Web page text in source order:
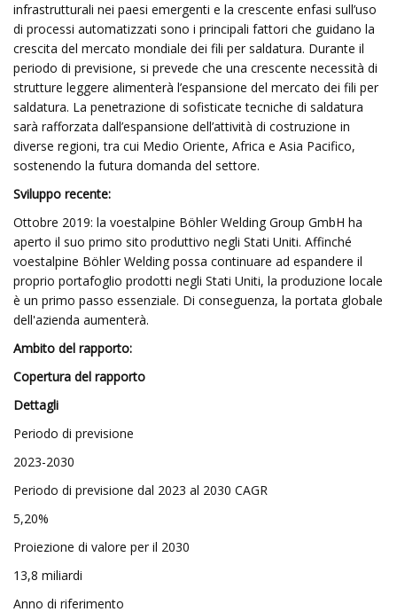
infrastrutturali nei paesi emergenti e la crescente enfasi sull’uso
di processi automatizzati sono i principali fattori che guidano la
crescita del mercato mondiale dei fili per saldatura. Durante il
periodo di previsione, si prevede che una crescente necessità di
strutture leggere alimenterà l’espansione del mercato dei fili per
saldatura. La penetrazione di sofisticate tecniche di saldatura
sarà rafforzata dall’espansione dell’attività di costruzione in
diverse regioni, tra cui Medio Oriente, Africa e Asia Pacifico,
sostenendo la futura domanda del settore.
Sviluppo recente:
Ottobre 2019: la voestalpine Böhler Welding Group GmbH ha
aperto il suo primo sito produttivo negli Stati Uniti. Affinché
voestalpine Böhler Welding possa continuare ad espandere il
proprio portafoglio prodotti negli Stati Uniti, la produzione locale
è un primo passo essenziale. Di conseguenza, la portata globale
dell'azienda aumenterà.
Ambito del rapporto:
Copertura del rapporto
Dettagli
Periodo di previsione
2023-2030
Periodo di previsione dal 2023 al 2030 CAGR
5,20%
Proiezione di valore per il 2030
13,8 miliardi
Anno di riferimento